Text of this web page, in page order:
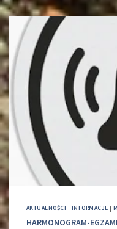
AKTUALNOŚCI | INFORMACJE |
HARMONOGRAM-